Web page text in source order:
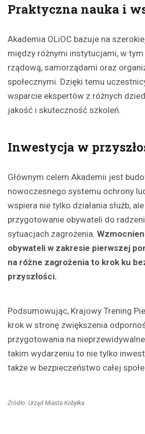
Praktyczna nauka i
Akademia OLiOC bazuje na
między różnymi instytucjami, w
rządową, samorządami oraz
społecznymi. Dzięki temu
wsparcie ekspertów z różnych
jakość i skuteczność szkoleń.
Inwestycja w
Głównym celem Akademii jest
nowoczesnego systemu ochrony
wspiera nie tylko działania służb,
przygotowanie obywateli do
sytuacjach zagrożenia.
obywateli w zakresie pierwszej
na różne zagrożenia to krok ku
przyszłości.
Podsumowując, Krajowy Trening
krok w stronę zwiększenia
przygotowania na
takim wydarzeniu to nie tylko
także w bezpieczeństwo całej
Źródło: Urząd Miasta Kobyłka